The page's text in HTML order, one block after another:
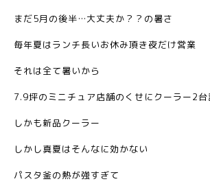
まだ5月の後半…大丈夫か？？の暑さ
毎年夏はランチ長いお休み頂き夜だけ営業
それは全て暑いから
7.9坪のミニチュア店舗のくせにクーラー2台
しかも新品クーラー
しかし真夏はそんなに効かない
パスタ釜の熱が強すぎて